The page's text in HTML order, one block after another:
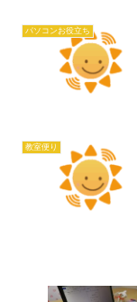
パソコンお役立ち
教室便り